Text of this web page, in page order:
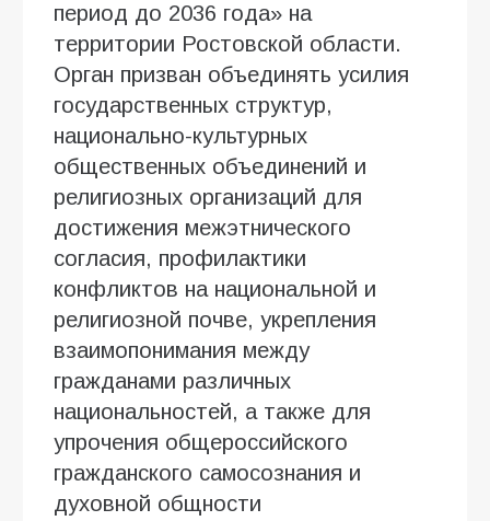
период до 2036 года» на
территории Ростовской области.
Орган призван объединять усилия
государственных структур,
национально-культурных
общественных объединений и
религиозных организаций для
достижения межэтнического
согласия, профилактики
конфликтов на национальной и
религиозной почве, укрепления
взаимопонимания между
гражданами различных
национальностей, а также для
упрочения общероссийского
гражданского самосознания и
духовной общности